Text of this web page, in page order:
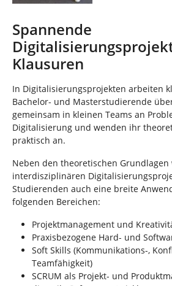
Spannende
Klausuren
In Digitalisierungsprojekten arbeiten
Bachelor- und Masterstudierende
gemeinsam in kleinen Teams an
Digitalisierung und wenden ihr
praktisch an.
Neben den theoretischen
interdisziplinären
Studierenden auch eine breite
folgenden Bereichen:
Projektmanagement und
Praxisbezogene Hard- und
Soft Skills (Kommunikations-,
Teamfähigkeit)
SCRUM als Projekt- und